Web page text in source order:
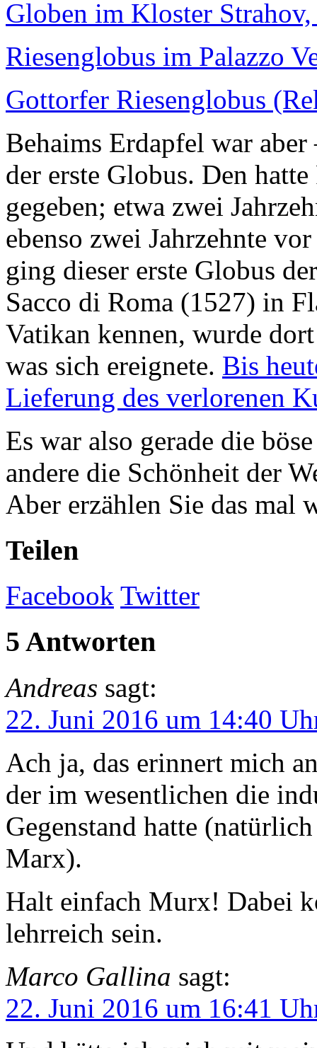
Globen im Kloster Strahov,
Riesenglobus im Palazzo
Gottorfer Riesenglobus
Behaims Erdapfel war
der erste Globus. Den
gegeben; etwa zwei
ebenso zwei Jahrzehnte
ging dieser erste Globus
Sacco di Roma (1527) in
Vatikan kennen, wurde
was sich ereignete. Bis
Lieferung des verlorenen
Es war also gerade die
andere die Schönheit der
Aber erzählen Sie das mal
Teilen
Facebook Twitter
5 Antworten
Andreas sagt:
22. Juni 2016 um 14:40
Ach ja, das erinnert mich
der im wesentlichen die
Gegenstand hatte
Marx).
Halt einfach Murx! Dabei
lehrreich sein.
Marco Gallina sagt:
22. Juni 2016 um 16:41